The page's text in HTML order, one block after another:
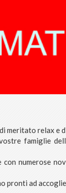
meritato relax
famiglie
numerose
pronti ad